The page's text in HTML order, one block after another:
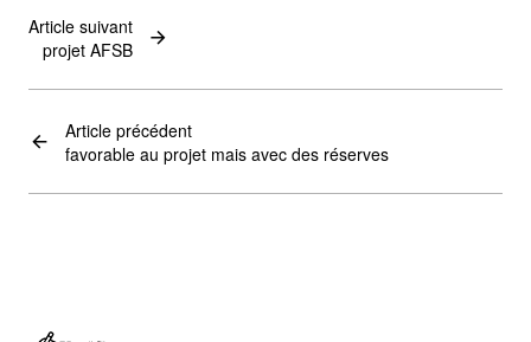
Article précédent
favorable au projet mais avec des réserves
Article suivant
projet AFSB